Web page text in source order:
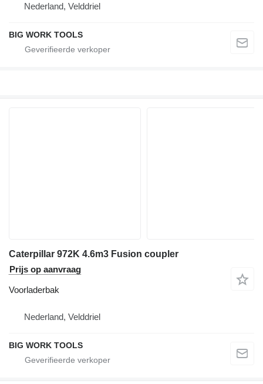
Nederland, Velddriel
BIG WORK TOOLS
Caterpillar 972K 4.6m3 Fusion coupler
Prijs op aanvraag
Voorladerbak
Nederland, Velddriel
BIG WORK TOOLS